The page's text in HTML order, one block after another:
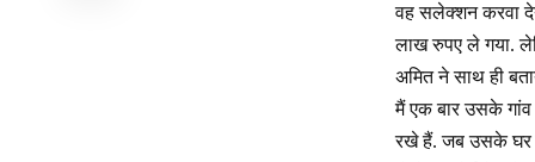
वह सलेक्शन करवा
लाख रुपए ले गया.
अमित ने साथ ही
मैं एक बार उसके
रखे हैं. जब उसके घर